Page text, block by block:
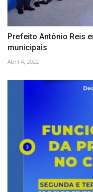
Prefeito Antônio Reis
municipais
Abril 4, 2022